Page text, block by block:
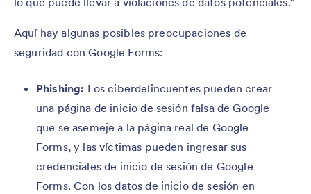
Aquí hay algunas posibles preocupaciones de
seguridad con Google Forms:
Phishing: Los ciberdelincuentes pueden crear
una página de inicio de sesión falsa de Google
que se asemeje a la página real de Google
Forms, y las víctimas pueden ingresar sus
credenciales de inicio de sesión de Google
Forms. Con los datos de inicio de sesión en